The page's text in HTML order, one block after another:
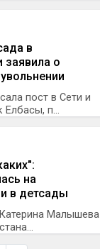
в
заявила о
пост в Сети и
п...
на
в детсады
Малышева